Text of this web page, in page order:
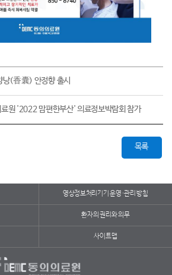
낭(香囊) 안정향 출시
원 '2022 맘편한부산' 의료정보박람회 참가
목록
영상정보처리기기 운영·관리 방침
환자의 권리와 의무
사이트맵